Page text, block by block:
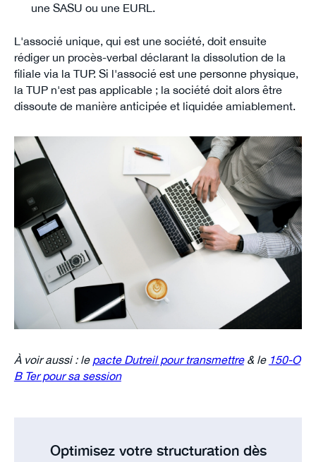
une SASU ou une EURL.
L'associé unique, qui est une société, doit ensuite
rédiger un procès-verbal déclarant la dissolution de la
filiale via la TUP. Si l'associé est une personne physique,
la TUP n'est pas applicable ; la société doit alors être
dissoute de manière anticipée et liquidée amiablement.
À voir aussi : le pacte Dutreil pour transmettre& le 150-O
B Ter pour sa session
Optimisez votre structuration dès